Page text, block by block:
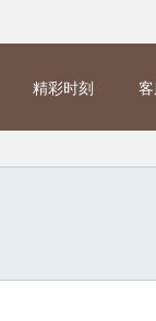
精彩时刻 客